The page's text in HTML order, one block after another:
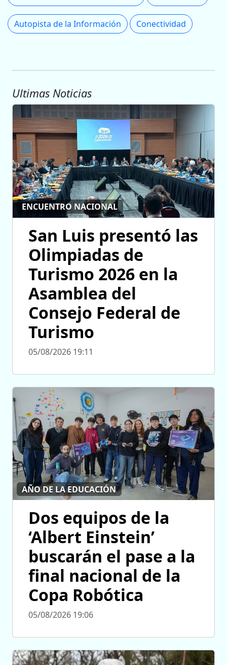
Autopista de la Información Conectividad
Ultimas Noticias
ENCUENTRO NACIONAL
San Luis presentó las
Olimpiadas de
Turismo 2026 en la
Asamblea del
Consejo Federal de
Turismo
05/08/2026 19:11
AÑO DE LA EDUCACIÓN
Dos equipos de la
‘Albert Einstein’
buscarán el pase a la
final nacional de la
Copa Robótica
05/08/2026 19:06